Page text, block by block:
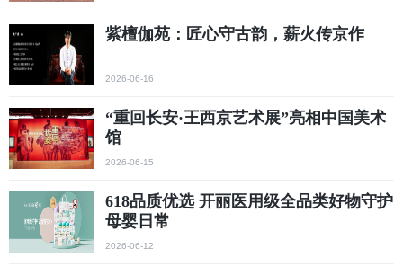
紫檀伽苑：匠心守古韵，薪火传京作
2026-06-16
“重回长安·王西京艺术展”亮相中国美术
馆
2026-06-15
618品质优选 开丽医用级全品类好物守护
母婴日常
2026-06-12